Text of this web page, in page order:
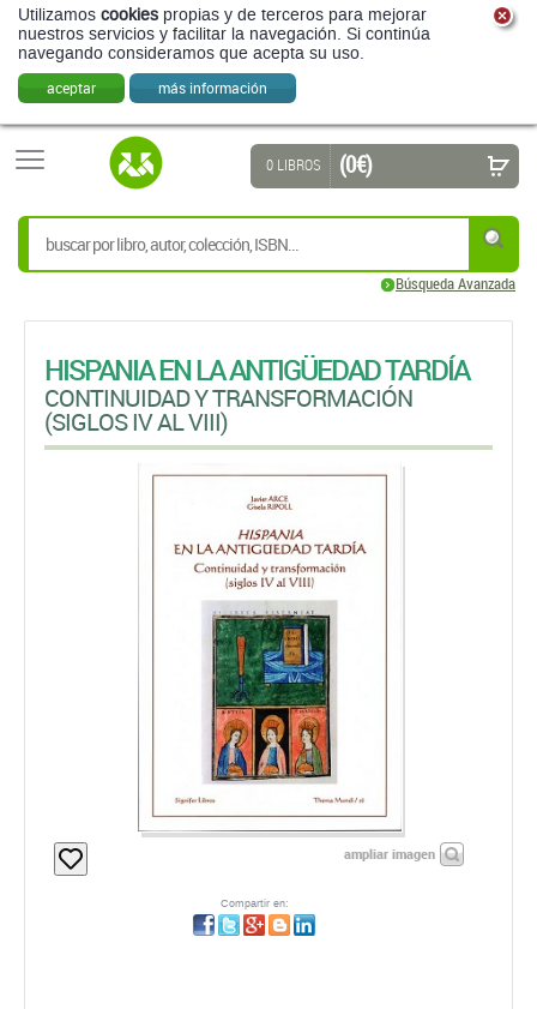
Utilizamos cookies propias y de terceros para mejorar
nuestros servicios y facilitar la navegación. Si continúa
navegando consideramos que acepta su uso.
aceptar más información
Búsqueda Avanzada
0 LIBROS (0 €)
HISPANIA EN LA ANTIGÜEDAD TARDÍA
CONTINUIDAD Y TRANSFORMACIÓN
(SIGLOS IV AL VIII)
ampliar imagen
Compartir en: